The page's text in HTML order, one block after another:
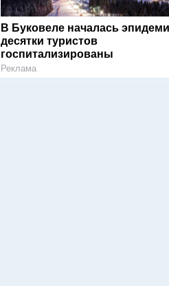
В Буковеле началась
десятки туристов
госпитализированы
Реклама